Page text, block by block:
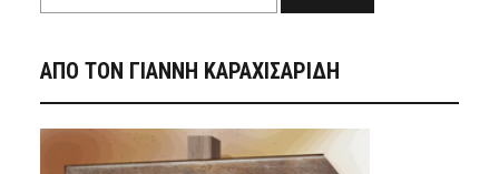
ΑΠΟ ΤΟΝ ΓΙΑΝΝΗ ΚΑΡΑΧΙΣΑΡΙΔΗ